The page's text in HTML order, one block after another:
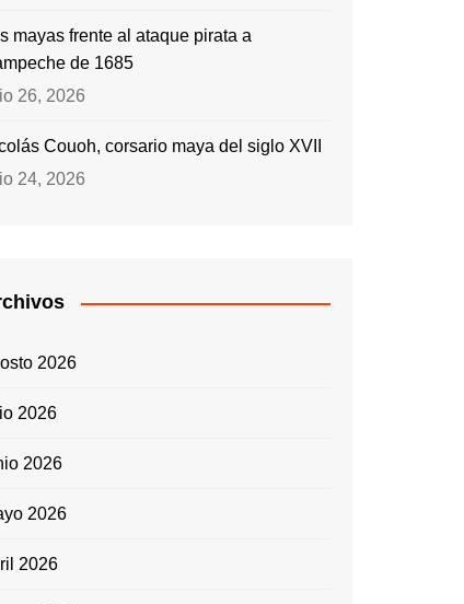
mayas frente al ataque pirata a
de 1685
26, 2026
Couoh, corsario maya del siglo XVII
24, 2026
2026
2026
2026
2026
2026